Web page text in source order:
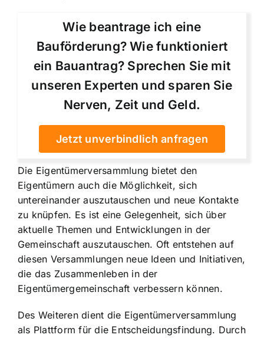
Wie beantrage ich eine
Bauförderung? Wie funktioniert
ein Bauantrag? Sprechen Sie mit
unseren Experten und sparen Sie
Nerven, Zeit und Geld.
Jetzt unverbindlich anfragen
Die Eigentümerversammlung bietet den
Eigentümern auch die Möglichkeit, sich
untereinander auszutauschen und neue Kontakte
zu knüpfen. Es ist eine Gelegenheit, sich über
aktuelle Themen und Entwicklungen in der
Gemeinschaft auszutauschen. Oft entstehen auf
diesen Versammlungen neue Ideen und Initiativen,
die das Zusammenleben in der
Eigentümergemeinschaft verbessern können.
Des Weiteren dient die Eigentümerversammlung
als Plattform für die Entscheidungsfindung. Durch